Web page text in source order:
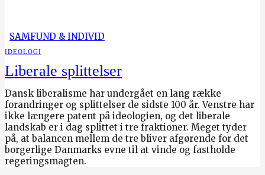
SAMFUND & INDIVID
IDEOLOGI
Liberale splittelser
Dansk liberalisme har undergået en lang række
forandringer og splittelser de sidste 100 år. Venstre har
ikke længere patent på ideologien, og det liberale
landskab er i dag splittet i tre fraktioner. Meget tyder
på, at balancen mellem de tre bliver afgørende for det
borgerlige Danmarks evne til at vinde og fastholde
regeringsmagten.